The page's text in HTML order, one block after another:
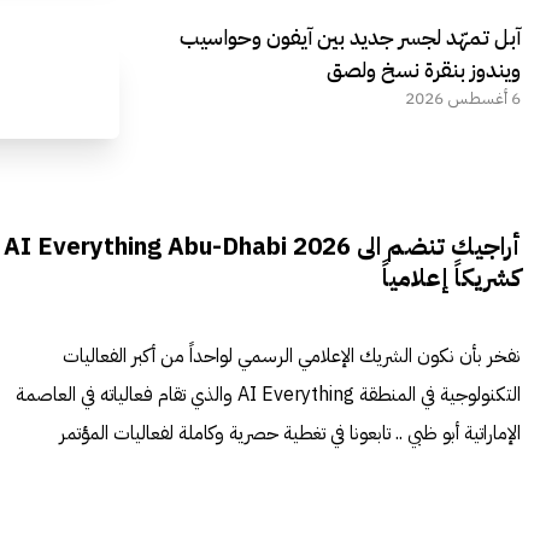
آبل تمهّد لجسر جديد بين آيفون وحواسيب
ويندوز بنقرة نسخ ولصق
6 أغسطس 2026
أراجيك تنضم الى AI Everything Abu-Dhabi 2026
كشريكاً إعلامياً
نفخر بأن نكون الشريك الإعلامي الرسمي لواحداً من أكبر الفعاليات
التكنولوجية في المنطقة AI Everything والذي تقام فعالياته في العاصمة
الإماراتية أبو ظبي .. تابعونا في تغطية حصرية وكاملة لفعاليات المؤتمر